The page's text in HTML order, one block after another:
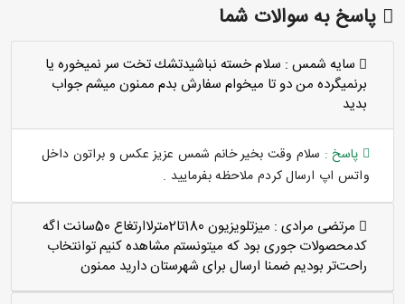
پاسخ به سوالات شما
سايه شمس : سلام خسته نباشيدتشك تخت سر نميخوره يا
برنميگرده من دو تا ميخوام سفارش بدم ممنون ميشم جواب
بديد
پاسخ : سلام وقت بخیر خانم شمس عزیز عکس و براتون داخل
واتس اپ ارسال کردم ملاحظه بفرمایید .
مرتضی مرادی :
میزتلویزیون 180تا2مترلاارتغاع 50سانت اگه
کدمحصولات جوری بود که میتونستم مشاهده کنیم توانتخاب
راحت‌تر بودیم ضمنا ارسال برای شهرستان دارید ممنون